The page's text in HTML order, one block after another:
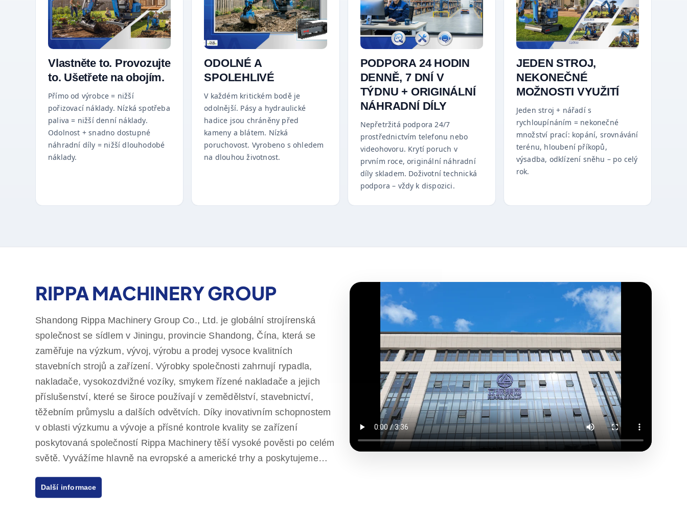
Vlastněte to. Provozujte
to. Ušetřete na obojím.
Přímo od výrobce = nižší
pořizovací náklady. Nízká spotřeba
paliva = nižší denní náklady.
Odolnost + snadno dostupné
náhradní díly = nižší dlouhodobé
náklady.
ODOLNÉ A
SPOLEHLIVÉ
V každém kritickém bodě je
odolnější. Pásy a hydraulické
hadice jsou chráněny před
kameny a blátem. Nízká
poruchovost. Vyrobeno s ohledem
na dlouhou životnost.
PODPORA 24 HODIN
DENNĚ, 7 DNÍ V
TÝDNU + ORIGINÁLNÍ
NÁHRADNÍ DÍLY
Nepřetržitá podpora 24/7
prostřednictvím telefonu nebo
videohovoru. Krytí poruch v
prvním roce, originální náhradní
díly skladem. Doživotní technická
podpora – vždy k dispozici.
JEDEN STROJ,
NEKONEČNÉ
MOŽNOSTI VYUŽITÍ
Jeden stroj + nářadí s
rychloupínáním = nekonečné
množství prací: kopání, srovnávání
terénu, hloubení příkopů,
výsadba, odklízení sněhu – po celý
rok.
RIPPA MACHINERY GROUP
Shandong Rippa Machinery Group Co., Ltd. je globální strojírenská
společnost se sídlem v Jiningu, provincie Shandong, Čína, která se
zaměřuje na výzkum, vývoj, výrobu a prodej vysoce kvalitních
stavebních strojů a zařízení. Výrobky společnosti zahrnují rypadla,
nakladače, vysokozdvižné vozíky, smykem řízené nakladače a jejich
příslušenství, které se široce používají v zemědělství, stavebnictví,
těžebním průmyslu a dalších odvětvích. Díky inovativním schopnostem
v oblasti výzkumu a vývoje a přísné kontrole kvality se zařízení
poskytovaná společností Rippa Machinery těší vysoké pověsti po celém
světě. Vyvážíme hlavně na evropské a americké trhy a poskytujeme
zákazníků, kteří potřebují cenově výhodné a vysoce kvalitní výrobky.
Další informace